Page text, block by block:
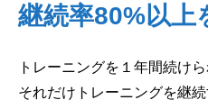
継続率80%以上
トレーニングを１年間続け
それだけトレーニングを継